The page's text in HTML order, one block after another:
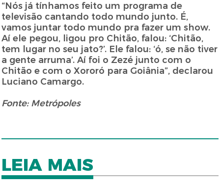
“Nós já tínhamos feito um programa de
televisão cantando todo mundo junto. É,
vamos juntar todo mundo pra fazer um show.
Aí ele pegou, ligou pro Chitão, falou: ‘Chitão,
tem lugar no seu jato?’. Ele falou: ‘ó, se não tiver
a gente arruma’. Aí foi o Zezé junto com o
Chitão e com o Xororó para Goiânia”, declarou
Luciano Camargo.
Fonte: Metrópoles
LEIA MAIS